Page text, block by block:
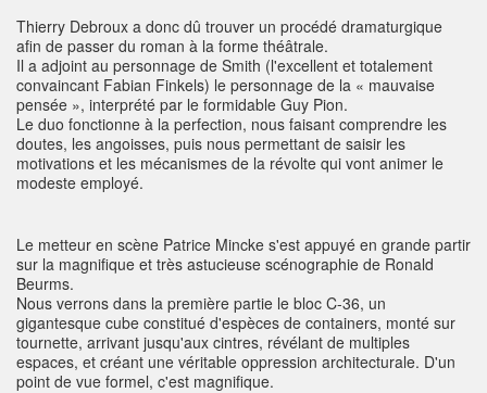
Thierry Debroux a donc dû trouver un procédé dramaturgique
afin de passer du roman à la forme théâtrale.
Il a adjoint au personnage de Smith (l'excellent et totalement
convaincant Fabian Finkels) le personnage de la « mauvaise
pensée », interprété par le formidable Guy Pion.
Le duo fonctionne à la perfection, nous faisant comprendre les
doutes, les angoisses, puis nous permettant de saisir les
motivations et les mécanismes de la révolte qui vont animer le
modeste employé.
Le metteur en scène Patrice Mincke s'est appuyé en grande partir
sur la magnifique et très astucieuse scénographie de Ronald
Beurms.
Nous verrons dans la première partie le bloc C-36, un
gigantesque cube constitué d'espèces de containers, monté sur
tournette, arrivant jusqu'aux cintres, révélant de multiples
espaces, et créant une véritable oppression architecturale. D'un
point de vue formel, c'est magnifique.